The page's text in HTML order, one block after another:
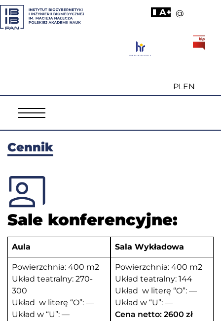
A+ @
PLEN
Cennik
Sale konferencyjne:
Aula
Powierzchnia: 400 m2
Układ teatralny: 270-
300
Układ w literę “O”: —
Układ w “U”: —
Sala Wykładowa
Powierzchnia: 400 m2
Układ teatralny: 144
Układ w literę “O”: —
Układ w “U”: —
Cena netto: 2600 zł